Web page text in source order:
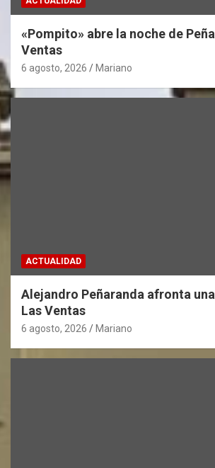
«Pompito» abre la noche de
Ventas
6 agosto, 2026 Mariano
ACTUALIDAD
Alejandro Peñaranda afronta
Las Ventas
6 agosto, 2026 Mariano